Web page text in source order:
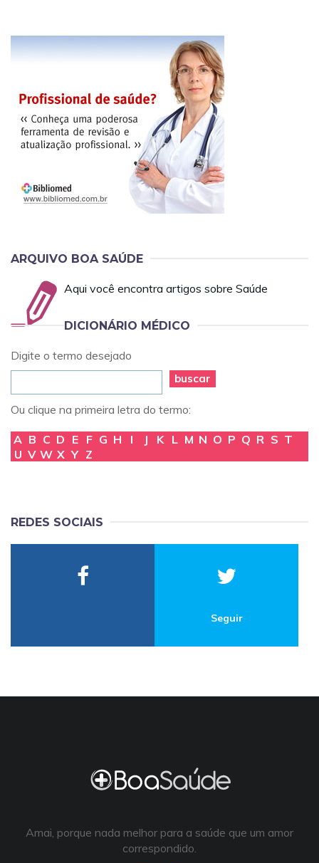
ARQUIVO BOA SAÚDE
Aqui você encontra artigos sobre Saúde
DICIONÁRIO MÉDICO
Digite o termo desejado
buscar
Ou clique na primeira letra do termo:
A B C D E F G H I J K L M N O P Q R S T
U V W X Y Z
REDES SOCIAIS
Seguir
Amai, porque nada melhor para a saúde que um amor
correspondido.